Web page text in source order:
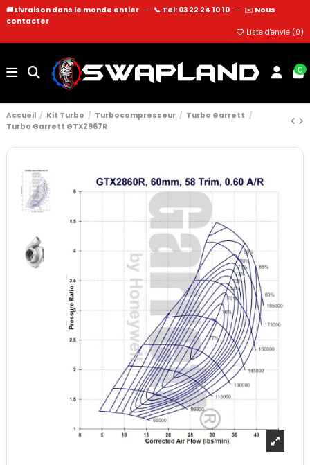
🚚 Livraison dans le monde entier — 📞 Tel: 03 22 24 10 10 — ✉️ Nous
contacter
Liste d'envie (0)
0
Accueil Kit Turbo Turbocompresseur
Turbo Garrett
Turbo Garrett GTX2967R